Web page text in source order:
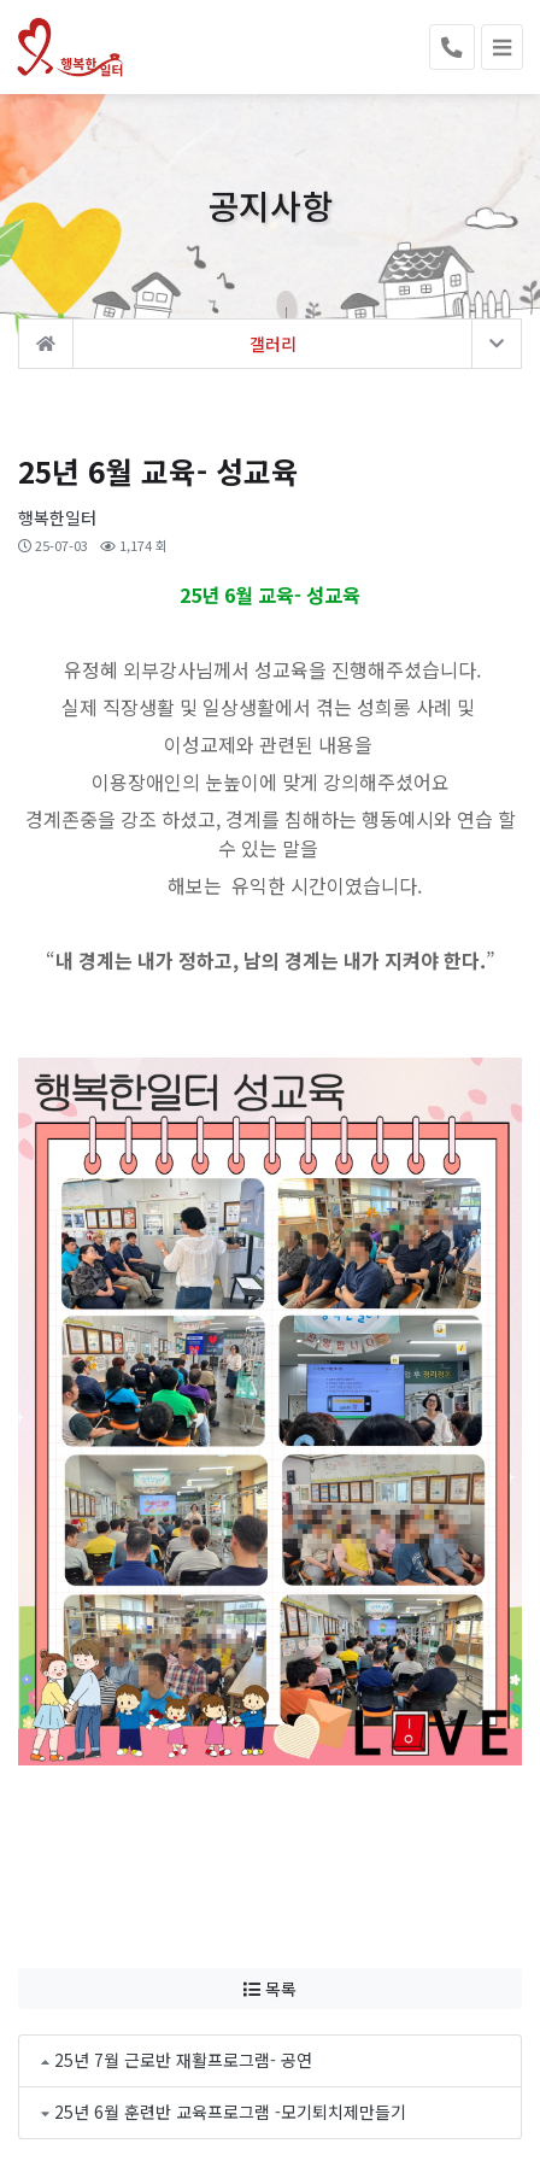
공지사항
갤러리
25년 6월 교육- 성교육
행복한일터
25-07-03 1,174 회
25년 6월 교육- 성교육
유정혜 외부강사님께서 성교육을 진행해주셨습니다.
실제 직장생활 및 일상생활에서 겪는 성희롱 사례 및
이성교제와 관련된 내용을
이용장애인의 눈높이에 맞게 강의해주셨어요
경계존중을 강조 하셨고, 경계를 침해하는 행동예시와 연습 할
수 있는 말을
해보는 유익한 시간이였습니다.
“내 경계는 내가 정하고, 남의 경계는 내가 지켜야 한다.”
목록
25년 7월 근로반 재활프로그램- 공연
25년 6월 훈련반 교육프로그램 -모기퇴치제만들기